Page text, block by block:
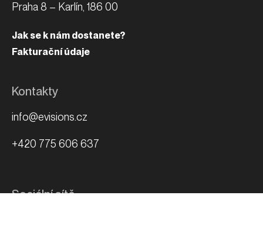
Praha 8 – Karlín, 186 00
Jak se k nám dostanete?
Fakturační údaje
Kontakty
info@evisions.cz
+420 775 606 637
Sociální sítě